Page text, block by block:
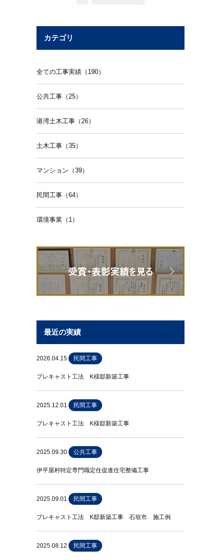
カテゴリ
全ての工事実績（190）
公共工事（25）
港湾土木工事（26）
土木工事（35）
マンション（39）
民間工事（64）
環境事業（1）
最近の実績
2026.04.15 民間工事
プレキャスト工法 K様邸新築工事
2025.12.01 民間工事
プレキャスト工法 K様邸新築工事
2025.09.30 公共工事
伊平屋村特定専門職定住促進住宅整備工事
2025.09.01 民間工事
プレキャスト工法 K邸新築工事 石垣市 施工例
2025.08.12 民間工事